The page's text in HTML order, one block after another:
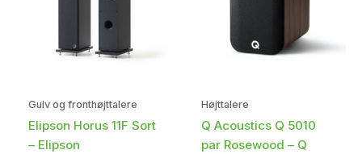
Gulv og fronthøjttalere
Elipson Horus 11F Sort
– Elipson
Højttalere
Q Acoustics Q 5010
par Rosewood – Q